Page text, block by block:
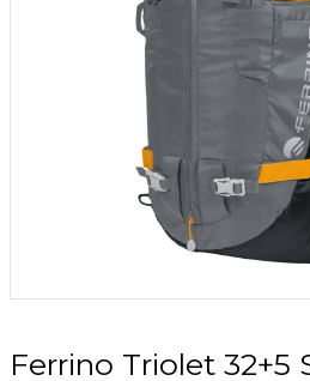
Ferrino Triolet 32+5